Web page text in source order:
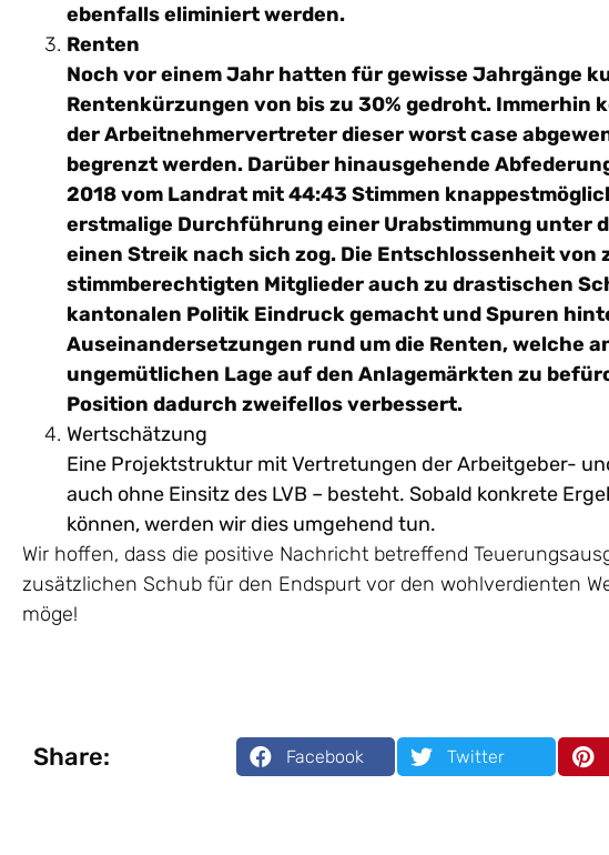
ebenfalls eliminiert werden.
Renten
Noch vor einem Jahr hatten für gewisse Jahrgänge
Rentenkürzungen von bis zu 30% gedroht. Immerhin
der Arbeitnehmervertreter dieser worst case
begrenzt werden. Darüber hinausgehende
2018 vom Landrat mit 44:43 Stimmen
erstmalige Durchführung einer Urabstimmung unter
einen Streik nach sich zog. Die Entschlossenheit von
stimmberechtigten Mitglieder auch zu drastischen
kantonalen Politik Eindruck gemacht und Spuren
Auseinandersetzungen rund um die Renten, welche
ungemütlichen Lage auf den Anlagemärkten zu
Position dadurch zweifellos verbessert.
Wertschätzung
Eine Projektstruktur mit Vertretungen der Arbeitgeber-
auch ohne Einsitz des LVB – besteht. Sobald konkrete
können, werden wir dies umgehend tun.
Wir hoffen, dass die positive Nachricht betreffend
zusätzlichen Schub für den Endspurt vor den wohlverdienten
möge!
Share: Facebook Twitter